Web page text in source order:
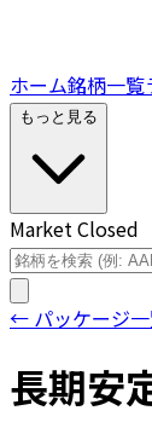
ホーム銘柄一覧
もっと見る
Market Closed
← パッケージ一
長期安